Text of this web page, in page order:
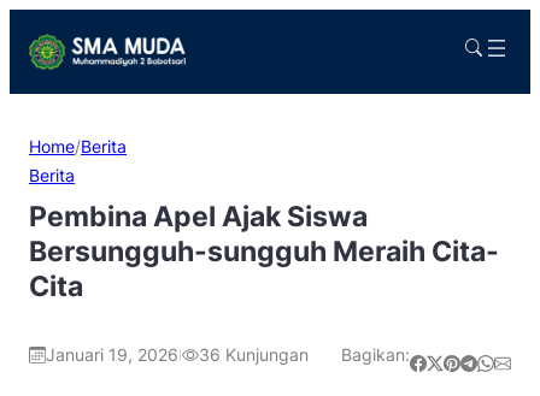
Home/Berita
Berita
Pembina Apel Ajak Siswa
Bersungguh-sungguh Meraih Cita-
Cita
Januari 19, 2026 36 Kunjungan Bagikan: Share on Facebook Share on X Share on Pinterest Share on TelegramShare on WhatsApp Share on Email